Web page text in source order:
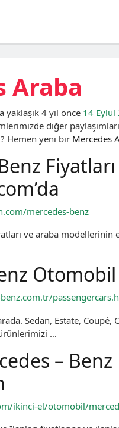
Araba
yaklaşık 4 yıl önce 14 Eylül
diğer
Hemen yeni bir Mercedes
mercedes-benz
ve araba
Otomobil
Sedan, Estate, Coupé,
…
– Benz
ikinci-el/otomobil/